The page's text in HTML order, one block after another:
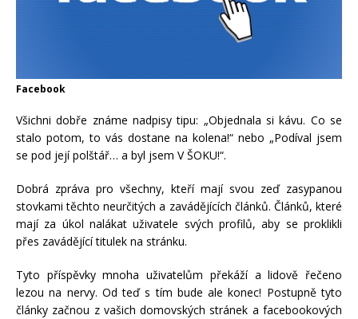
Facebook
Všichni dobře známe nadpisy tipu: „Objednala si kávu. Co se
stalo potom, to vás dostane na kolena!“ nebo „Podíval jsem
se pod její polštář… a byl jsem V ŠOKU!“.
Dobrá zpráva pro všechny, kteří mají svou zeď zasypanou
stovkami těchto neurčitých a zavádějících článků. Článků, které
mají za úkol nalákat uživatele svých profilů, aby se proklikli
přes zavádějící titulek na stránku.
Tyto příspěvky mnoha uživatelům překáží a lidově řečeno
lezou na nervy. Od teď s tím bude ale konec! Postupně tyto
články začnou z vašich domovských stránek a facebookových